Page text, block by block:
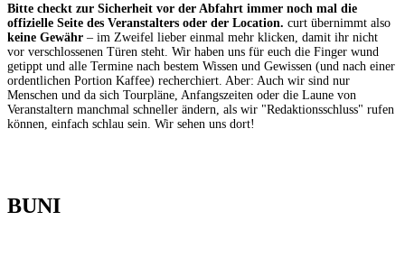
Bitte checkt zur Sicherheit vor der Abfahrt immer noch mal die
offizielle Seite des Veranstalters oder der Location. curt übernimmt also
keine Gewähr – im Zweifel lieber einmal mehr klicken, damit ihr nicht
vor verschlossenen Türen steht. Wir haben uns für euch die Finger wund
getippt und alle Termine nach bestem Wissen und Gewissen (und nach einer
ordentlichen Portion Kaffee) recherchiert. Aber: Auch wir sind nur
Menschen und da sich Tourpläne, Anfangszeiten oder die Laune von
Veranstaltern manchmal schneller ändern, als wir "Redaktionsschluss" rufen
können, einfach schlau sein. Wir sehen uns dort!
BUNI